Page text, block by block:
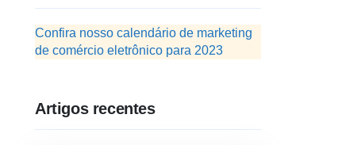
Confira nosso calendário de marketing
de comércio eletrônico para 2023
Artigos recentes